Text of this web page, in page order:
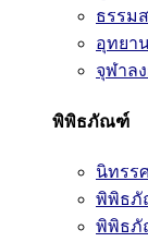
ธรรม
อุทยา
จุฬาล
พิพิธภัณฑ์
นิทรร
พิพิธภั
พิพิธภั